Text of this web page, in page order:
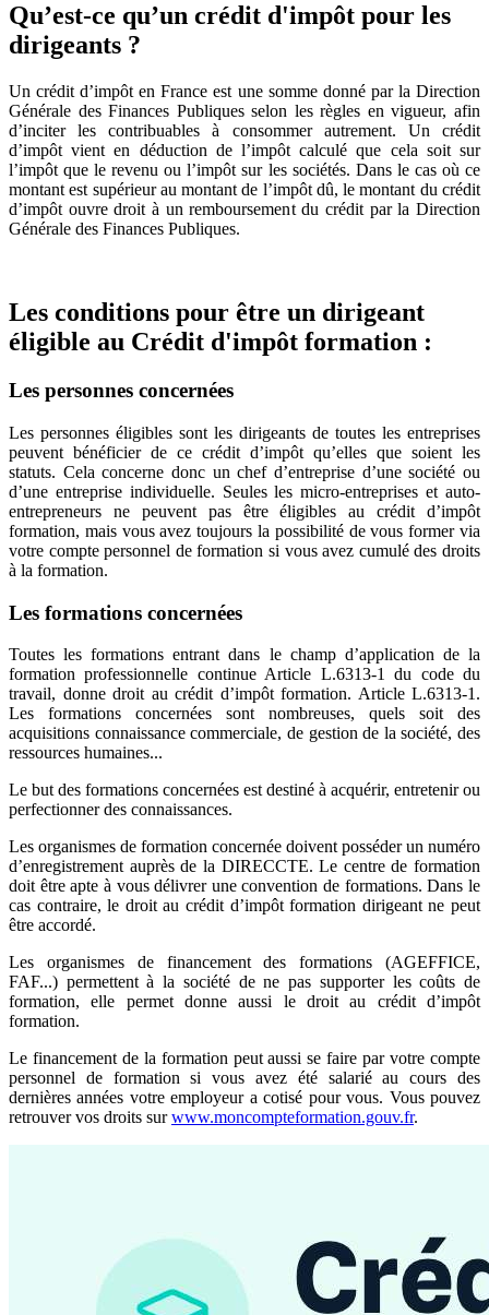
Qu’est-ce qu’un crédit d'impôt pour les
dirigeants ?
Un crédit d’impôt en France est une somme donné par la Direction
Générale des Finances Publiques selon les règles en vigueur, afin
d’inciter les contribuables à consommer autrement. Un crédit
d’impôt vient en déduction de l’impôt calculé que cela soit sur
l’impôt que le revenu ou l’impôt sur les sociétés. Dans le cas où ce
montant est supérieur au montant de l’impôt dû, le montant du crédit
d’impôt ouvre droit à un remboursement du crédit par la Direction
Générale des Finances Publiques.
Les conditions pour être un dirigeant
éligible au Crédit d'impôt formation :
Les personnes concernées
Les personnes éligibles sont les dirigeants de toutes les entreprises
peuvent bénéficier de ce crédit d’impôt qu’elles que soient les
statuts. Cela concerne donc un chef d’entreprise d’une société ou
d’une entreprise individuelle. Seules les micro-entreprises et auto-
entrepreneurs ne peuvent pas être éligibles au crédit d’impôt
formation, mais vous avez toujours la possibilité de vous former via
votre compte personnel de formation si vous avez cumulé des droits
à la formation.
Les formations concernées
Toutes les formations entrant dans le champ d’application de la
formation professionnelle continue Article L.6313-1 du code du
travail, donne droit au crédit d’impôt formation. Article L.6313-1.
Les formations concernées sont nombreuses, quels soit des
acquisitions connaissance commerciale, de gestion de la société, des
ressources humaines...
Le but des formations concernées est destiné à acquérir, entretenir ou
perfectionner des connaissances.
Les organismes de formation concernée doivent posséder un numéro
d’enregistrement auprès de la DIRECCTE. Le centre de formation
doit être apte à vous délivrer une convention de formations. Dans le
cas contraire, le droit au crédit d’impôt formation dirigeant ne peut
être accordé.
Les organismes de financement des formations (AGEFFICE,
FAF...) permettent à la société de ne pas supporter les coûts de
formation, elle permet donne aussi le droit au crédit d’impôt
formation.
Le financement de la formation peut aussi se faire par votre compte
personnel de formation si vous avez été salarié au cours des
dernières années votre employeur a cotisé pour vous. Vous pouvez
retrouver vos droits surwww.moncompteformation.gouv.fr.